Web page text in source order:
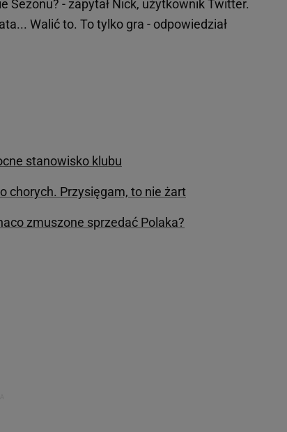
Sezonu? - zapytał Nick, użytkownik Twitter.
Walić to. To tylko gra - odpowiedział
stanowisko klubu
chorych. Przysięgam, to nie żart
zmuszone sprzedać Polaka?